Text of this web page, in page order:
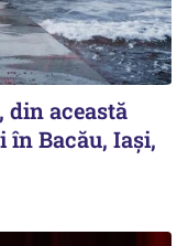
din această
în Bacău, Iași,